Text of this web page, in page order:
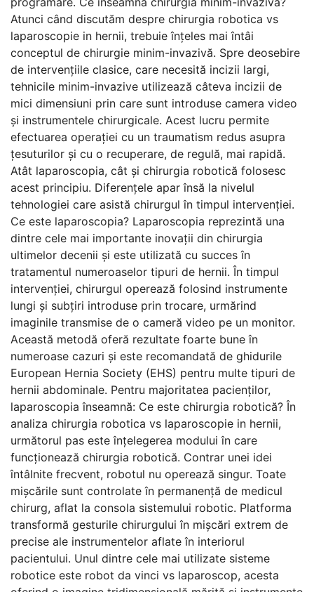
Atunci când discutăm despre chirurgia robotica vs
laparoscopie in hernii, trebuie înțeles mai întâi
conceptul de chirurgie minim-invazivă. Spre deosebire
de intervențiile clasice, care necesită incizii largi,
tehnicile minim-invazive utilizează câteva incizii de
mici dimensiuni prin care sunt introduse camera video
și instrumentele chirurgicale. Acest lucru permite
efectuarea operației cu un traumatism redus asupra
țesuturilor și cu o recuperare, de regulă, mai rapidă.
Atât laparoscopia, cât și chirurgia robotică folosesc
acest principiu. Diferențele apar însă la nivelul
tehnologiei care asistă chirurgul în timpul intervenției.
Ce este laparoscopia? Laparoscopia reprezintă una
dintre cele mai importante inovații din chirurgia
ultimelor decenii și este utilizată cu succes în
tratamentul numeroaselor tipuri de hernii. În timpul
intervenției, chirurgul operează folosind instrumente
lungi și subțiri introduse prin trocare, urmărind
imaginile transmise de o cameră video pe un monitor.
Această metodă oferă rezultate foarte bune în
numeroase cazuri și este recomandată de ghidurile
European Hernia Society (EHS) pentru multe tipuri de
hernii abdominale. Pentru majoritatea pacienților,
laparoscopia înseamnă: Ce este chirurgia robotică? În
analiza chirurgia robotica vs laparoscopie in hernii,
următorul pas este înțelegerea modului în care
funcționează chirurgia robotică. Contrar unei idei
întâlnite frecvent, robotul nu operează singur. Toate
mișcările sunt controlate în permanență de medicul
chirurg, aflat la consola sistemului robotic. Platforma
transformă gesturile chirurgului în mișcări extrem de
precise ale instrumentelor aflate în interiorul
pacientului. Unul dintre cele mai utilizate sisteme
robotice este robot da vinci vs laparoscop, acesta